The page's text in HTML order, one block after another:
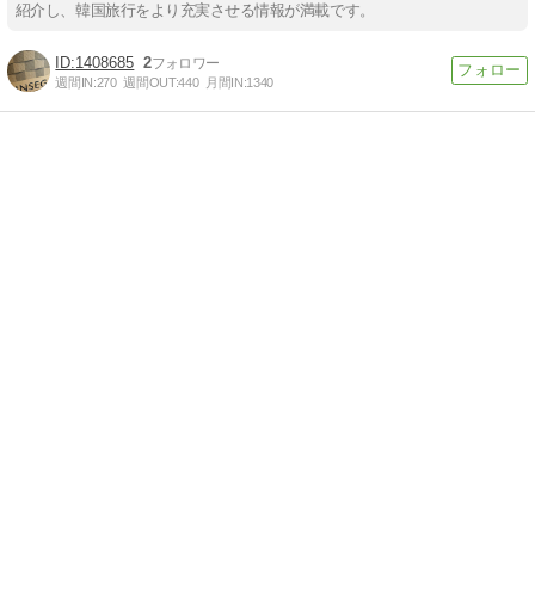
紹介し、韓国旅行をより充実させる情報が満載です。
1408685 2
週間IN:270 週間OUT:440 月間IN:1340